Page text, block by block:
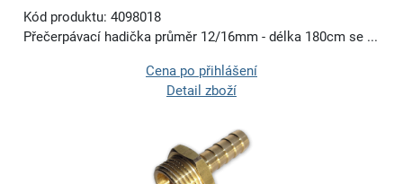
Kód produktu: 4098018
Přečerpávací hadička průměr 12/16mm - délka 180cm se ...
Cena po přihlášení
Detail zboží